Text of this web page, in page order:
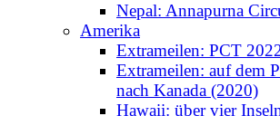
Nepal: Annapurna
Amerika
Extrameilen: PCT
Extrameilen: auf dem
nach Kanada (2020)
Hawaii: über vier